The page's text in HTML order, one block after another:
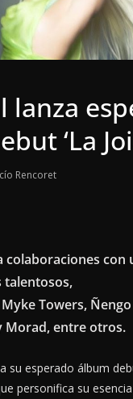
lanza
‘La
Rencoret
colaboraciones con
talentosos,
Towers, Ñengo
Morad, entre otros.
su esperado álbum
personifica su